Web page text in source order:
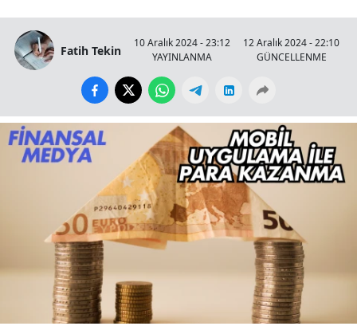
Fatih Tekin
10 Aralık 2024 - 23:12
YAYINLANMA
12 Aralık 2024 - 22:10
GÜNCELLENME